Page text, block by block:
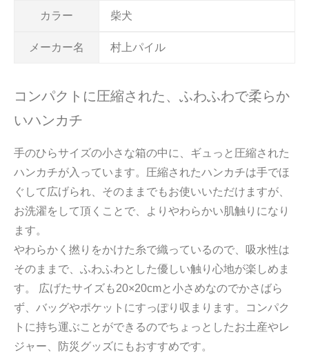
カラー 柴犬
メーカー名 村上パイル
コンパクトに圧縮された、ふわふわで柔らか
いハンカチ
手のひらサイズの小さな箱の中に、ギュっと圧縮された
ハンカチが入っています。圧縮されたハンカチは手でほ
ぐして広げられ、そのままでもお使いいただけますが、
お洗濯をして頂くことで、よりやわらかい肌触りになり
ます。
やわらかく撚りをかけた糸で織っているので、吸水性は
そのままで、ふわふわとした優しい触り心地が楽しめま
す。 広げたサイズも20×20cmと小さめなのでかさばら
ず、バッグやポケットにすっぽり収まります。コンパク
トに持ち運ぶことができるのでちょっとしたお土産やレ
ジャー、防災グッズにもおすすめです。